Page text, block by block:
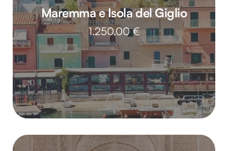
Maremma e Isola del Giglio
1.250,00€